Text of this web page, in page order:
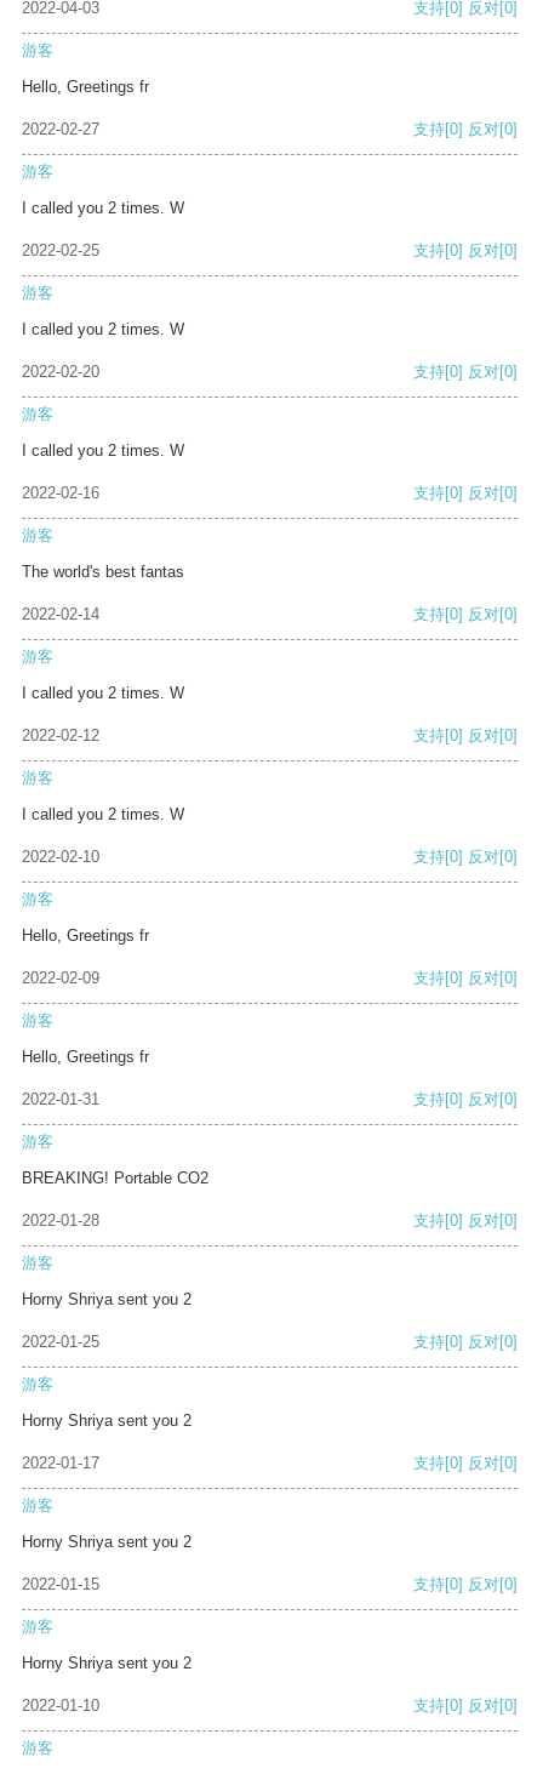
2022-04-03 支持[0] 反对[0]
游客
Hello, Greetings fr
2022-02-27 支持[0] 反对[0]
游客
I called you 2 times. W
2022-02-25 支持[0] 反对[0]
游客
I called you 2 times. W
2022-02-20 支持[0] 反对[0]
游客
I called you 2 times. W
2022-02-16 支持[0] 反对[0]
游客
The world's best fantas
2022-02-14 支持[0] 反对[0]
游客
I called you 2 times. W
2022-02-12 支持[0] 反对[0]
游客
I called you 2 times. W
2022-02-10 支持[0] 反对[0]
游客
Hello, Greetings fr
2022-02-09 支持[0] 反对[0]
游客
Hello, Greetings fr
2022-01-31 支持[0] 反对[0]
游客
BREAKING! Portable CO2
2022-01-28 支持[0] 反对[0]
游客
Horny Shriya sent you 2
2022-01-25 支持[0] 反对[0]
游客
Horny Shriya sent you 2
2022-01-17 支持[0] 反对[0]
游客
Horny Shriya sent you 2
2022-01-15 支持[0] 反对[0]
游客
Horny Shriya sent you 2
2022-01-10 支持[0] 反对[0]
游客